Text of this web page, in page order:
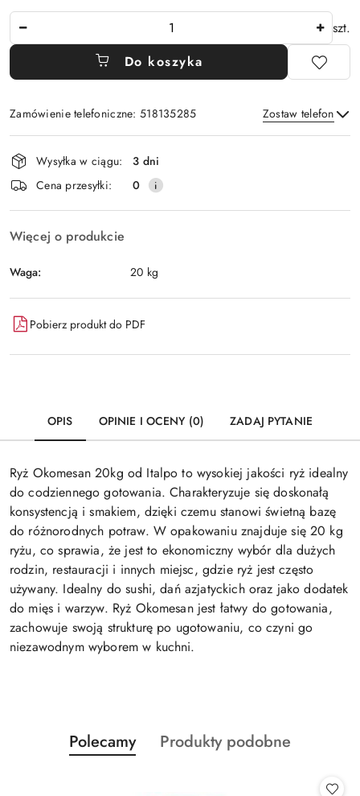
szt.
Do koszyka
Zamówienie telefoniczne: 518135285 Zostaw telefon
Wyślij
Dostępność
i
dostawa
Wysyłka w ciągu:
3 dni
Cena przesyłki:
0
Więcej o produkcie
Waga: 20 kg
Pobierz produkt do PDF
OPIS OPINIE I OCENY (0) ZADAJ PYTANIE
Ryż Okomesan 20kg od Italpo to wysokiej jakości ryż idealny
do codziennego gotowania. Charakteryzuje się doskonałą
konsystencją i smakiem, dzięki czemu stanowi świetną bazę
do różnorodnych potraw. W opakowaniu znajduje się 20 kg
ryżu, co sprawia, że jest to ekonomiczny wybór dla dużych
rodzin, restauracji i innych miejsc, gdzie ryż jest często
używany. Idealny do sushi, dań azjatyckich oraz jako dodatek
do mięs i warzyw. Ryż Okomesan jest łatwy do gotowania,
zachowuje swoją strukturę po ugotowaniu, co czyni go
niezawodnym wyborem w kuchni.
Pomiń karuzelę produktów
Produkty
o
Polecamy
Produkty
Produkty podobne